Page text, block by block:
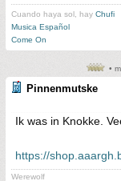
Cuando haya sol, hay Chufi
Musica Español
Come On
•
Pinnenmutske
Ik was in Knokke.
https://
Werewolf